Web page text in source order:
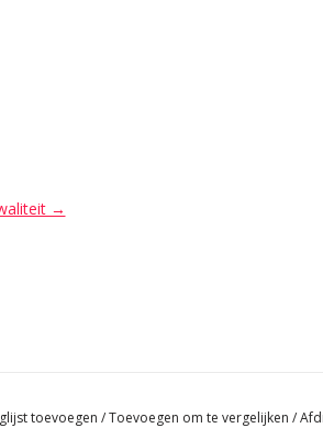
→
toevoegen /Toevoegen om te vergelijken /